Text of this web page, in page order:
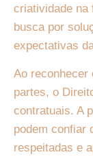
criatividade na
busca por
expectativas
Ao reconhecer
partes, o
contratuais. A
podem confiar
respeitadas e